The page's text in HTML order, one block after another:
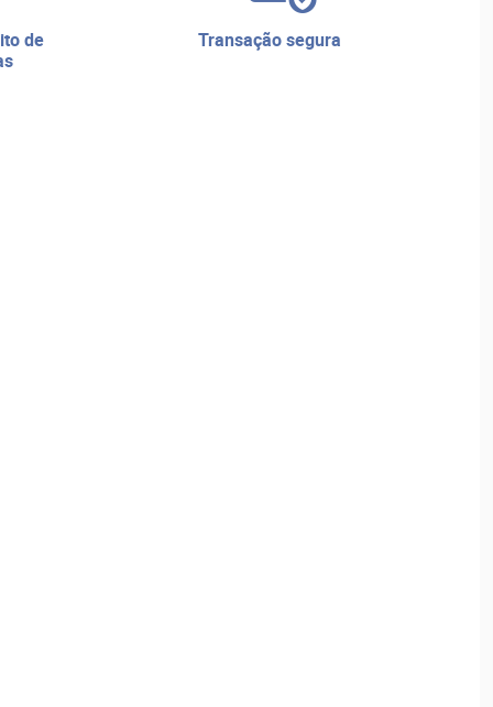
transação segura